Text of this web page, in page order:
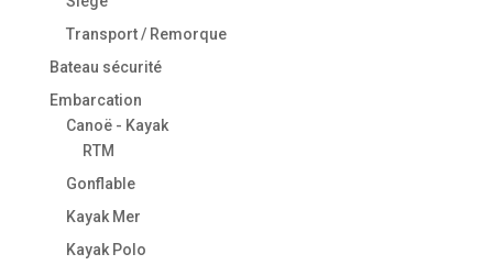
Transport / Remorque
Bateau sécurité
Embarcation
Canoë - Kayak
RTM
Gonflable
Kayak Mer
Kayak Polo